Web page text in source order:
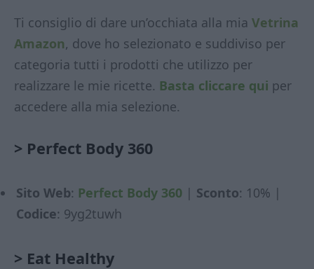
Ti consiglio di dare un’occhiata alla mia Vetrina
Amazon, dove ho selezionato e suddiviso per
categoria tutti i prodotti che utilizzo per
realizzare le mie ricette. Basta cliccare qui per
accedere alla mia selezione.
> Perfect Body 360
Sito Web: Perfect Body 360 | Sconto: 10% |
Codice: 9yg2tuwh
> Eat Healthy